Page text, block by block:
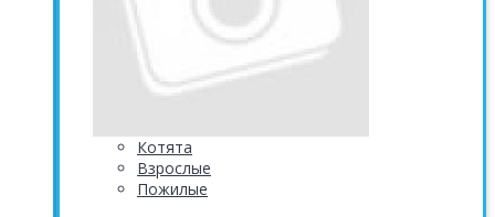
Котята
Взрослые
Пожилые